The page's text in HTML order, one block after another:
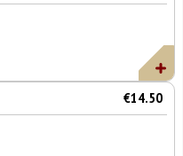
€14.50